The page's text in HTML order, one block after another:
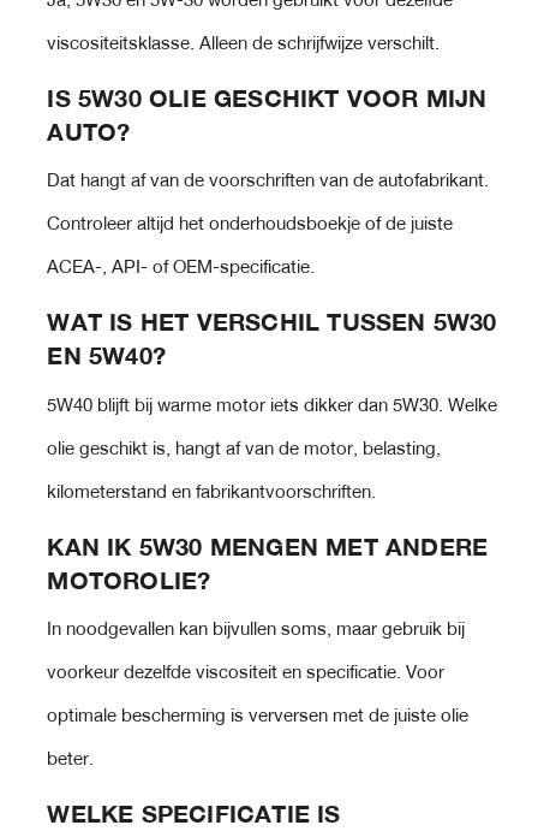
viscositeitsklasse. Alleen de schrijfwijze verschilt.
IS 5W30 OLIE GESCHIKT VOOR MIJN
AUTO?
Dat hangt af van de voorschriften van de autofabrikant.
Controleer altijd het onderhoudsboekje of de juiste
ACEA-, API- of OEM-specificatie.
WAT IS HET VERSCHIL TUSSEN 5W30
EN 5W40?
5W40 blijft bij warme motor iets dikker dan 5W30. Welke
olie geschikt is, hangt af van de motor, belasting,
kilometerstand en fabrikantvoorschriften.
KAN IK 5W30 MENGEN MET ANDERE
MOTOROLIE?
In noodgevallen kan bijvullen soms, maar gebruik bij
voorkeur dezelfde viscositeit en specificatie. Voor
optimale bescherming is verversen met de juiste olie
beter.
WELKE SPECIFICATIE IS